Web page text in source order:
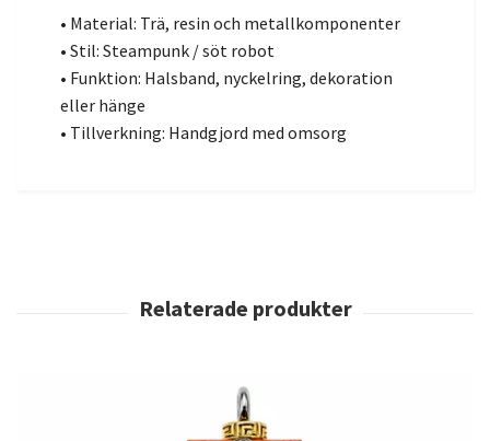
• Material: Trä, resin och metallkomponenter
• Stil: Steampunk / söt robot
• Funktion: Halsband, nyckelring, dekoration
eller hänge
• Tillverkning: Handgjord med omsorg